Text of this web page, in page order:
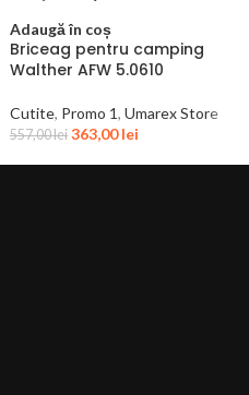
Adaugă în coș
Briceag pentru camping
Walther AFW 5.0610
Cutite, Promo 1, Umarex Store
557,00lei 363,00lei